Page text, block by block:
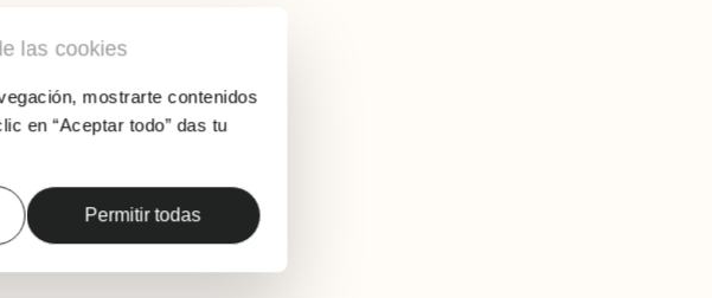
las cookies
mostrarte contenidos
en “Aceptar todo” das tu
Permitir todas